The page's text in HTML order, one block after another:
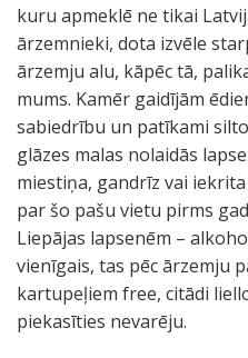
kuru apmeklē ne tikai
ārzemnieki, dota izvēle
ārzemju alu, kāpēc tā,
mums. Kamēr gaidījām
sabiedrību un patīkami
glāzes malas nolaidās
miestiņa, gandrīz vai
par šo pašu vietu pirms
Liepājas lapsenēm –
vienīgais, tas pēc ārzemju
kartupeļiem free, citādi
piekasīties nevarēju.